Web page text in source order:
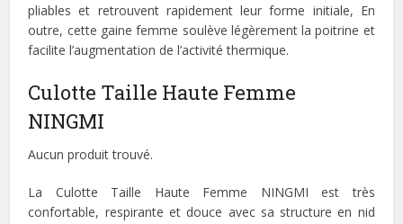
pliables et retrouvent rapidement leur forme initiale, En
outre, cette gaine femme soulève légèrement la poitrine et
facilite l’augmentation de l’activité thermique.
Culotte Taille Haute Femme
NINGMI
Aucun produit trouvé.
La Culotte Taille Haute Femme NINGMI est très
confortable, respirante et douce avec sa structure en nid